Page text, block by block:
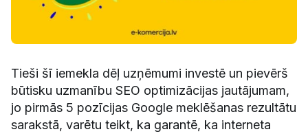
Tieši šī iemekla dēļ uzņēmumi investē un pievērš
būtisku uzmanību SEO optimizācijas jautājumam,
jo pirmās 5 pozīcijas Google meklēšanas rezultātu
sarakstā, varētu teikt, ka garantē, ka interneta